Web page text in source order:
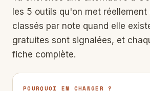
les 5 outils qu'on met
classés par note quand elle
gratuites sont signalées, et
fiche complète.
POURQUOI EN CHANGER ?